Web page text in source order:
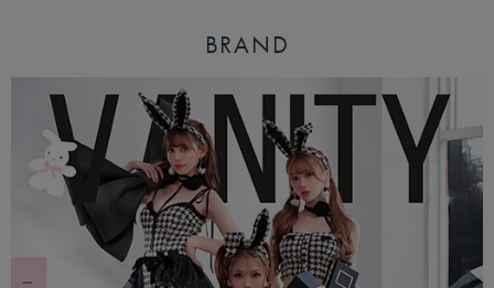
BRAND